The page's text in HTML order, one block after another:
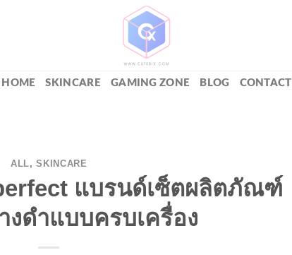
HOME SKINCARE GAMING ZONE BLOG CONTACT
ALL,SKINCARE
แบรนด์เซ็ตผลิตภัณฑ์
งดำแบบครบเครื่อง